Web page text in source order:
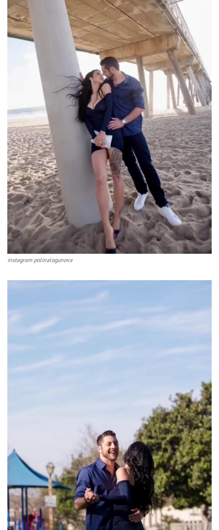
instagram polinalogunova